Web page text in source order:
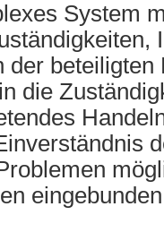
System
der beteiligten
die